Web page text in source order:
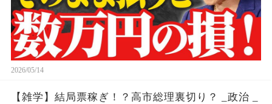
2026/05/14
【雑学】結局票稼ぎ！？高市総理裏切り？ _政治 _